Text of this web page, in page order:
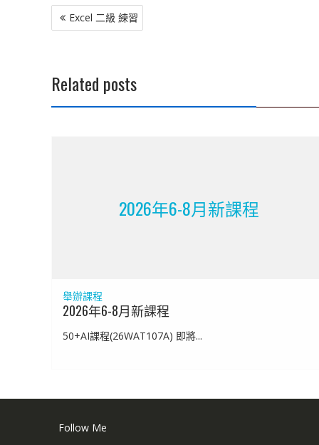
文
章
Excel 二級 練習
Related posts
2026年6-8月新課程
舉辦課程
2026年6-8月新課程
50+AI課程(26WAT107A) 即將...
Follow Me